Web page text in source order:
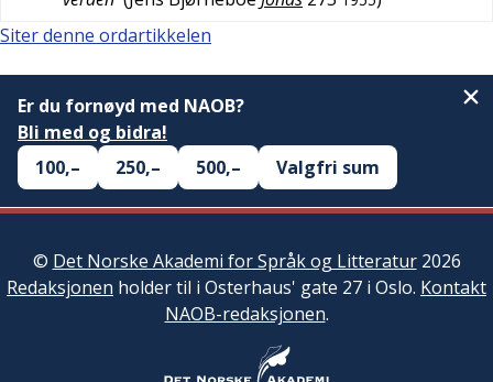
Siter denne ordartikkelen
Er du fornøyd med NAOB?
Bli med og bidra!
100,–
250,– 500,– Valgfri sum
© Det Norske Akademi for Språk og Litteratur2026
Redaksjonen holder til i Osterhaus' gate 27 i Oslo. Kontakt
NAOB-redaksjonen.